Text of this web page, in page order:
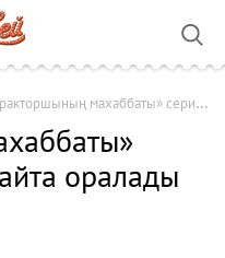
махаббаты» сериалы экранға қайта оралады
оралады